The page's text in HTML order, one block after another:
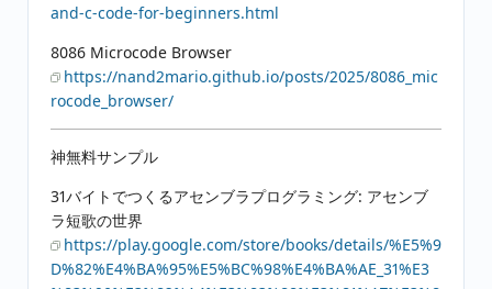
and-c-code-for-beginners.html
8086 Microcode Browser
https://nand2mario.github.io/posts/2025/8086_mic
rocode_browser/
神無料サンプル
31バイトでつくるアセンブラプログラミング: アセンブ
ラ短歌の世界
https://play.google.com/store/books/details/%E5%9
D%82%E4%BA%95%E5%BC%98%E4%BA%AE_31%E3